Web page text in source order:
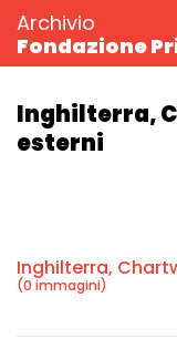
Archivio
Fondazione
Inghilterra,
esterni
Inghilterra,
(0 immagini)